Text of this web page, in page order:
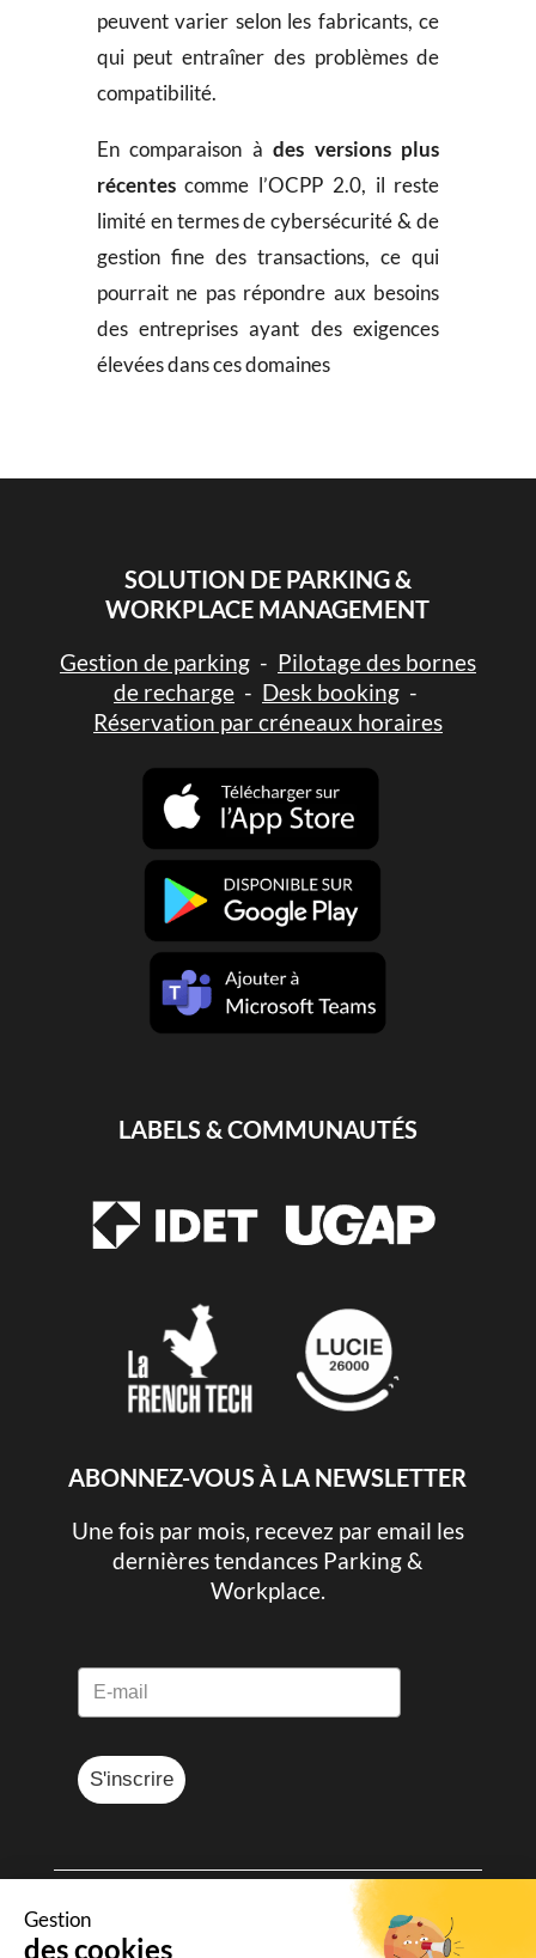
Gestion
des cookies
peuvent varier selon les fabricants, ce
qui peut entraîner des problèmes de
compatibilité.
En comparaison àdes versions plus
récentescomme l’OCPP 2.0, il reste
limité en termes de cybersécurité & de
gestion fine des transactions, ce qui
pourrait ne pas répondre aux besoins
des entreprises ayant des exigences
élevées dans ces domaines
SOLUTION DE PARKING &
WORKPLACE MANAGEMENT
Gestion de parking- Pilotage des bornes
de recharge- Desk booking-
Réservation par créneaux horaires
LABELS & COMMUNAUTÉS
ABONNEZ-VOUS À LA NEWSLETTER
Une fois par mois, recevez par email les
dernières tendances Parking &
Workplace.
S'inscrire